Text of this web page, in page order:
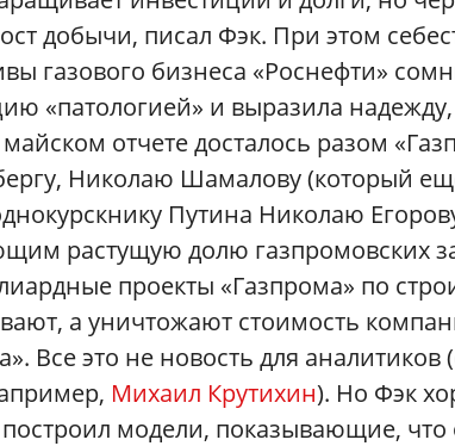
добычи, писал Фэк. При этом
газового бизнеса «Роснефти»
«патологией» и выразила
отчете досталось разом
Николаю Шамалову (который
Путина Николаю
растущую долю газпромовских
проекты «Газпрома» по
а уничтожают стоимость
Все это не новость для аналитиков
Михаил Крутихин). Но Фэк
модели, показывающие, что